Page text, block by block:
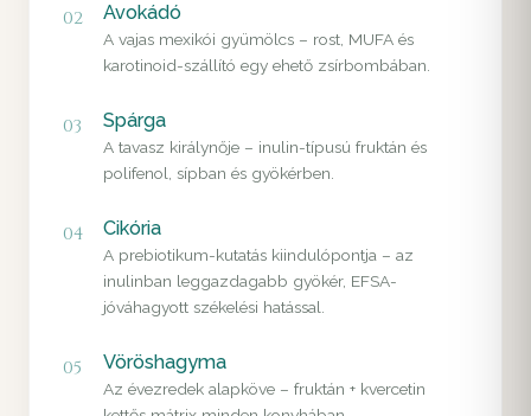
02 Avokádó
A vajas mexikói gyümölcs – rost, MUFA és
karotinoid-szállító egy ehető zsírbombában.
03 Spárga
A tavasz királynője – inulin-típusú fruktán és
polifenol, sípban és gyökérben.
04 Cikória
A prebiotikum-kutatás kiindulópontja – az
inulinban leggazdagabb gyökér, EFSA-
jóváhagyott székelési hatással.
05 Vöröshagyma
Az évezredek alapköve – fruktán + kvercetin